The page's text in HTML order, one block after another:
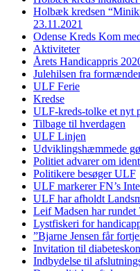
Holbæk kredsen
23.11.2021
Odense Kreds Kom
Aktiviteter
Årets Handicappris
Julehilsen fra
ULF Ferie
Kredse
ULF-kreds-tolke et nyt
Tilbage til hverdagen
ULF Linjen
Udviklingshæmmede
Politiet advarer om
Politikere besøger ULF
ULF markerer FN’s
ULF har afholdt
Leif Madsen har rundet
Lystfiskeri for
”Bjarne Jensen får
Invitation til
Indbydelse til